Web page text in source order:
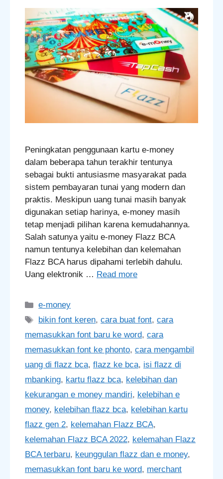
Peningkatan penggunaan kartu e-money
dalam beberapa tahun terakhir tentunya
sebagai bukti antusiasme masyarakat pada
sistem pembayaran tunai yang modern dan
praktis. Meskipun uang tunai masih banyak
digunakan setiap harinya, e-money masih
tetap menjadi pilihan karena kemudahannya.
Salah satunya yaitu e-money Flazz BCA
namun tentunya kelebihan dan kelemahan
Flazz BCA harus dipahami terlebih dahulu.
Uang elektronik … Read more
Categories
e-money
Tags
bikin font keren,cara buat font,cara
memasukkan font baru ke word, cara
memasukkan font ke phonto, cara mengambil
uang di flazz bca, flazz ke bca, isi flazz di
mbanking, kartu flazz bca, kelebihan dan
kekurangan e money mandiri, kelebihan e
money, kelebihan flazz bca, kelebihan kartu
flazz gen 2, kelemahan Flazz BCA,
kelemahan Flazz BCA 2022, kelemahan Flazz
BCA terbaru, keunggulan flazz dan e money,
memasukkan font baru ke word, merchant